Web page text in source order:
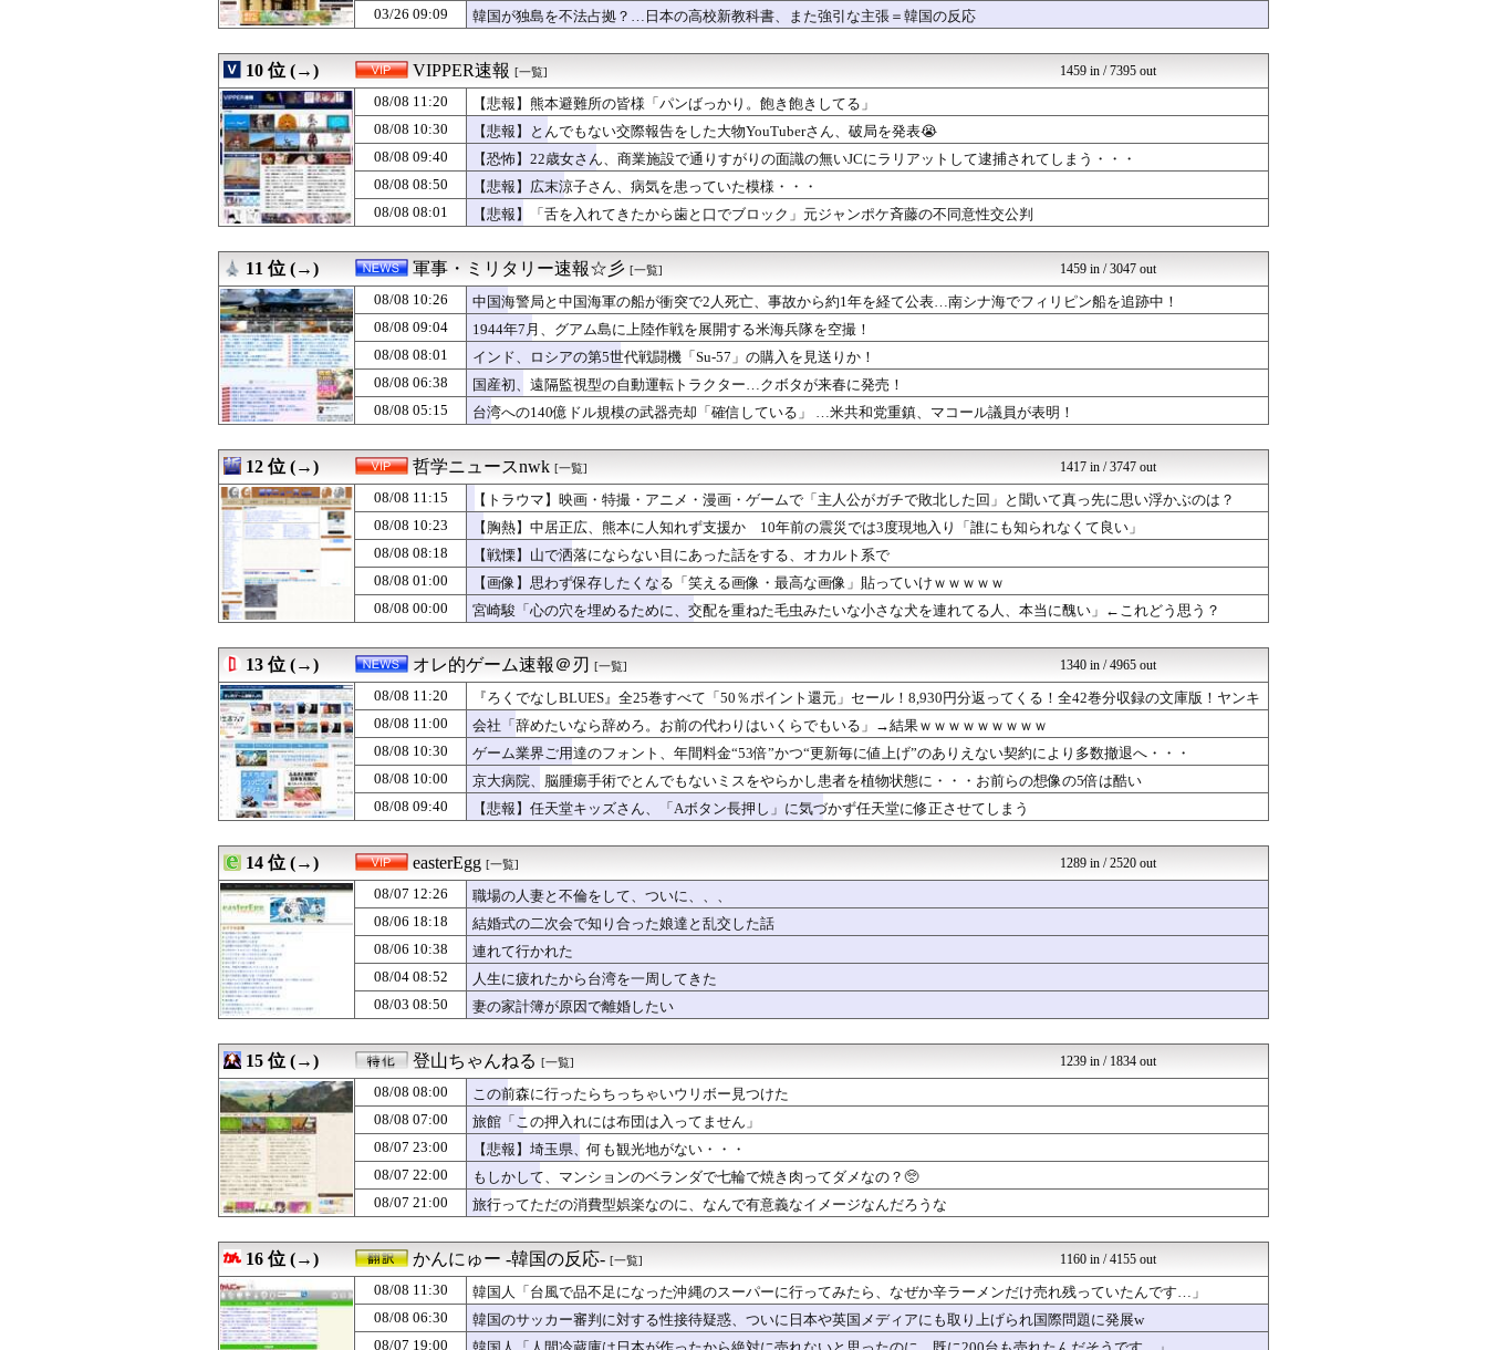
08/08 10:02
新築注文住宅を建設中。外構業者「近所の建売が、塀に同じブロック使ってますよ！」...
結婚総研
08/08 10:01
UPSっている？ 使ってる奴いる？
汎用型自作PCまとめ
08/08 10:00
【悲報】阪神ドリス、7年ぶり3失点で逆転負け 「いつか来るな」と準備はしてた模...
とらほー速報
08/08 10:00
映画『アルマゲドン』は正しかった？ 小惑星を内側から核爆破する地球防衛策
常識的に考えた
08/08 10:00
めっちゃ良い感じのブレスレット買った！
08/08 10:00
最新の橋本環奈の下半身、大変なことになってるって...
08/08 10:00
【スト魔女】バルクホルン「ケーキとクッキー、そして」
SSまにあっくす！
08/08 10:00
京大病院の執刀医が勘違いで腫瘍のない正常な組織を摘出し患者が自発呼吸不能の重篤...
くまニュース
08/08 10:00
京大病院、脳腫瘍手術でとんでもないミスをやらかし患者を植物状態に・・・お前らの...
08/08 10:00
日産が社運をかけて発売するSUVwwww
│米国株ETFまとめ速報
08/08 10:00
八幡「由比ヶ浜との半同棲生活が始まって半年か」
えすえすゲー速報
08/08 10:00
(画像)45歳のビキニ水着姿wwwwwwwwwwwwwww
ラビット速報
08/08 10:00
【ポケモンチャンピオンズ】バトンパは本当に使いづらい？対戦環境での評価と対策を...
ポケチャン攻略まとめ速報｜...
08/08 10:00
【画像】かつての天下人「マックスむらい」現在(イマ)wwwwwww
ネラーボイス
08/08 10:00
時オカの後に『風のタクト』が発表された時の空気感を知りたい
08/08 10:00
韓国人「上半身裸で深夜のダナンカフェで暴れるオーストラリア人、一体何が…」→「...
韓国ニュース反応まとめ
08/08 10:00
【衝撃】韓国人「日本の名門女子校、漫画のままかよ」
08/08 10:00
美女美男子の家系に生まれた醜いアヒルのフィジカルギフテッド
08/08 10:00
『ファイアーエムブレム 蒼炎の軌跡』序盤の暗闇マップで斧使いがやられたんだけど...
けおけお速報
08/08 09:57
謎の筋肉痛
婚外ちゃんねる
08/08 09:55
韓国サッカー協会に外国人審判への性接待疑惑＝韓国ネット「信じられない」「要求し...
国難にあってもの申す！！
08/08 09:50
【驚愕】嫁の托卵で不倫発覚→間男の謝罪に千載一遇の逆転劇wwww
気団まとめ-噫無情-｜嫁・...
08/08 09:48
【ミリマスＳＳ】大神環「遊びに行きたい！」野々原茜「……」
SS Daydream
08/08 09:47
旦那のウワキ相手がアホの子だった「イシャ料って病院に行く事になったら払うお金で...
婚外ちゃんねる
08/08 09:47
丈夫な胃を持つガル民集合せよ！
婚外ちゃんねる
08/08 09:45
【評論】能見さん「ドリス、9回2死から余裕なかったんか…」
とらほー速報
08/08 09:44
【画像】ひるおびの南後杏子アナの乳のふくらみがたまらない
08/08 09:43
サウジ・パキスタン・トルコ３カ国、相互防衛協定締結
NEWSOKU BLOG（...
08/08 09:40
【恐怖】22歳女さん、商業施設で通りすがりの面識の無いJCにラリアットして逮捕...
VIPPER速報
08/08 09:40
【イオンモール熊本】一転して話が変わってくる「従業員の避難誘導の証言が複数」イ...
おーるじゃんる
08/08 09:39
物置部屋の冷蔵庫で薄ピンクのお酒を発見。絶賛厨二病真っ盛りな私は「これは選ばれ...
婚外ちゃんねる
08/08 09:39
当たり前と思わないで欲しいこと、欲しいもの
婚外ちゃんねる
08/08 09:35
【呆然】 婚活女子(35)「え、まって、もしかして私、牛と結婚するしかない感じ...
不思議.net - 5ch...
08/08 09:35
韓国人「日本人審判も多数含まれていたサッカー協会の衝撃的な接待リストに衝撃の声...
世界の憂鬱 海外・韓国の反...
08/08 09:35
【公式】冨安健洋、プレミアリーグ・クリスタルパレス加入を発表！ 背番号17「望...
【サッカー まとめ】サカラ...
08/08 09:34
【悲報】Motorolaのスマホ、ポンコツすぎる
ガジェット2ch
08/08 09:32
【動画】内田有紀（49歳）、さすがに厳しい
いたしん！
08/08 09:31
【画像】スレンダー巨乳まんさん、とんでもないダンスを披露してしまうwwwwww...
まとめABC
08/08 09:30
ジャンプグッズ大量注文・キャンセル繰り返しで女逮捕 総額43億円超
芸能人ニュース速報
08/08 09:30
チーズケーキぷゆゆパン来たよぉ🥺
おいしいまとめ
08/08 09:30
【衝撃】妊娠3ヶ月の妻が言った『衝撃の一言』に一気に冷めた・・・
気団まとめ-噫無情-｜嫁・...
08/08 09:30
バスから降りようとお金を入れたら、いきなり私の手を握って一緒に降りようとする子...
08/08 09:30
ジャッキー・チェン「濃いメンツでお酒飲んだw(ﾊﾟｼｬ」
08/08 09:30
【江別リンチ殺人】主犯格19歳に無期懲役判決、ネット「死刑でいい」と激怒
モッコスヌ〜ン
08/08 09:29
【高校野球】甲子園 初ジャッジの女性審判・佐藤加奈さん、自ら判定覆したプレーを...
なんじぇいスタジアム＠なん...
08/08 09:29
ユニクロのBLEACHのTシャツ、オサレ過ぎる
08/08 09:29
高市総理「物価上昇を上回る賃上げを日本に定着させる」 →国家公務員月給3.51...
08/08 09:27
【怒報】ふたなりの何が良いんだよ
異世界転生まとめ速報
08/08 09:27
【阪神】才木、8回0封も勝ち消えたｗｗｗ 守護神に「シゴトね！」と労い とらほー速報
03/26 09:09
韓国が独島を不法占拠？…日本の高校新教科書、また強引な主張＝韓国の反応
10 位 (→) VIPPER速報 [一覧] 1459 in / 7395 out
08/08 11:20
【悲報】熊本避難所の皆様「パンばっかり。飽き飽きしてる」
08/08 10:30
【悲報】とんでもない交際報告をした大物YouTuberさん、破局を発表😭
08/08 09:40
【恐怖】22歳女さん、商業施設で通りすがりの面識の無いJCにラリアットして逮捕されてしまう・・・
08/08 08:50
【悲報】広末涼子さん、病気を患っていた模様・・・
08/08 08:01
【悲報】「舌を入れてきたから歯と口でブロック」元ジャンポケ斉藤の不同意性交公判
11 位 (→) 軍事・ミリタリー速報☆彡 [一覧] 1459 in / 3047 out
08/08 10:26
中国海警局と中国海軍の船が衝突で2人死亡、事故から約1年を経て公表…南シナ海でフィリピン船を追跡中！
08/08 09:04
1944年7月、グアム島に上陸作戦を展開する米海兵隊を空撮！
08/08 08:01
インド、ロシアの第5世代戦闘機「Su-57」の購入を見送りか！
08/08 06:38
国産初、遠隔監視型の自動運転トラクター…クボタが来春に発売！
08/08 05:15
台湾への140億ドル規模の武器売却「確信している」 …米共和党重鎮、マコール議員が表明！
12 位 (→) 哲学ニュースnwk [一覧] 1417 in / 3747 out
08/08 11:15
【トラウマ】映画・特撮・アニメ・漫画・ゲームで「主人公がガチで敗北した回」と聞いて真っ先に思い浮かぶのは？
08/08 10:23
【胸熱】中居正広、熊本に人知れず支援か 10年前の震災では3度現地入り「誰にも知られなくて良い」
08/08 08:18
【戦慄】山で洒落にならない目にあった話をする、オカルト系で
08/08 01:00
【画像】思わず保存したくなる「笑える画像・最高な画像」貼っていけｗｗｗｗｗ
08/08 00:00
宮崎駿「心の穴を埋めるために、交配を重ねた毛虫みたいな小さな犬を連れてる人、本当に醜い」←これどう思う？
13 位 (→) オレ的ゲーム速報＠刃 [一覧] 1340 in / 4965 out
08/08 11:20
『ろくでなしBLUES』全25巻すべて「50％ポイント還元」セール！8,930円分返ってくる！全42巻分収録の文庫版！ヤンキ
ー漫画の頂点！ジャンプ黄金期の伝説的な傑作
08/08 11:00
会社「辞めたいなら辞めろ。お前の代わりはいくらでもいる」→結果ｗｗｗｗｗｗｗｗｗ
08/08 10:30
ゲーム業界ご用達のフォント、年間料金“53倍”かつ“更新毎に値上げ”のありえない契約により多数撤退へ・・・
08/08 10:00
京大病院、脳腫瘍手術でとんでもないミスをやらかし患者を植物状態に・・・お前らの想像の5倍は酷い
08/08 09:40
【悲報】任天堂キッズさん、「Aボタン長押し」に気づかず任天堂に修正させてしまう
14 位 (→) easterEgg [一覧] 1289 in / 2520 out
08/07 12:26
職場の人妻と不倫をして、ついに、、、
08/06 18:18
結婚式の二次会で知り合った娘達と乱交した話
08/06 10:38
連れて行かれた
08/04 08:52
人生に疲れたから台湾を一周してきた
08/03 08:50
妻の家計簿が原因で離婚したい
15 位 (→) 登山ちゃんねる [一覧] 1239 in / 1834 out
08/08 08:00
この前森に行ったらちっちゃいウリボー見つけた
08/08 07:00
旅館「この押入れには布団は入ってません」
08/07 23:00
【悲報】埼玉県、何も観光地がない・・・
08/07 22:00
もしかして、マンションのベランダで七輪で焼き肉ってダメなの？🥺
08/07 21:00
旅行ってただの消費型娯楽なのに、なんで有意義なイメージなんだろうな
16 位 (→) かんにゅー -韓国の反応- [一覧] 1160 in / 4155 out
08/08 11:30
韓国人「台風で品不足になった沖縄のスーパーに行ってみたら、なぜか辛ラーメンだけ売れ残っていたんです…」
08/08 06:30
韓国のサッカー審判に対する性接待疑惑、ついに日本や英国メディアにも取り上げられ国際問題に発展w
08/07 19:00